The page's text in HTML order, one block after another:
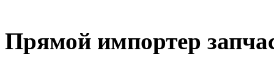
Прямой импортер